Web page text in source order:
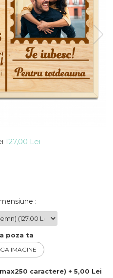
127,00 Lei
:
poza ta
IMAGINE
caractere) + 5,00 Lei